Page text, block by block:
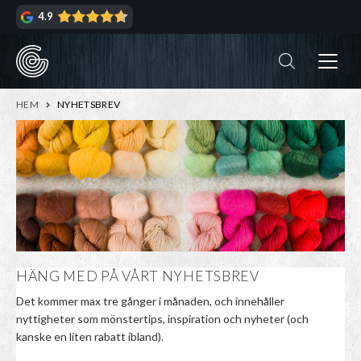
Hoppa
navigering
Hoppa
innehåll
4.9
HEM NYHETSBREV
HÄNG MED PÅ VÅRT NYHETSBREV
Det kommer max tre gånger i månaden, och innehåller
nyttigheter som mönstertips, inspiration och nyheter (och
kanske en liten rabatt ibland).